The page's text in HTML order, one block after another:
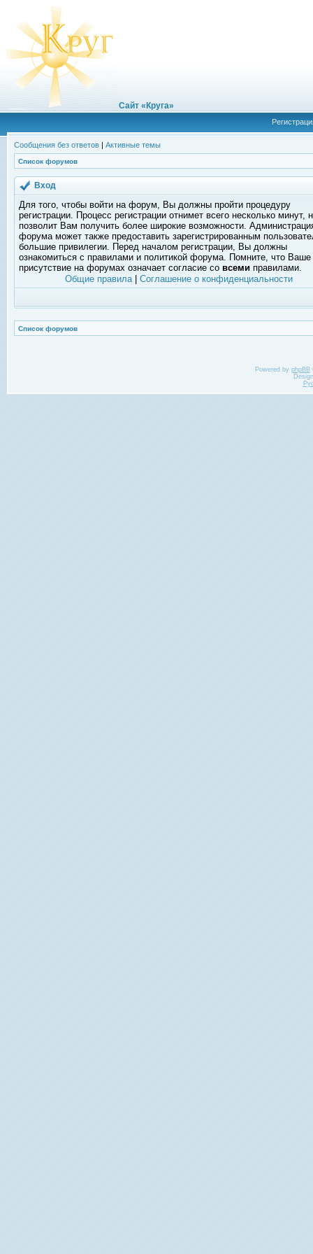
Сайт «Круга»
Сообщения без ответов | Активные темы
Список форумов
Вход
Для того, чтобы войти на форум, Вы должны пройти процедуру
регистрации. Процесс регистрации отнимет всего несколько минут,
позволит Вам получить более широкие возможности.
форума может также предоставить зарегистрированным
большие привилегии. Перед началом регистрации, Вы должны
ознакомиться с правилами и политикой форума. Помните, что Ваше
присутствие на форумах означает согласие со всеми правилами.
Общие правила| Соглашение о конфиденциальности
Список форумов
Powered by phpBB